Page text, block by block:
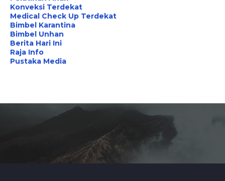
Konveksi Terdekat
Medical Check Up Terdekat
Bimbel Karantina
Bimbel Unhan
Berita Hari Ini
Raja Info
Pustaka Media